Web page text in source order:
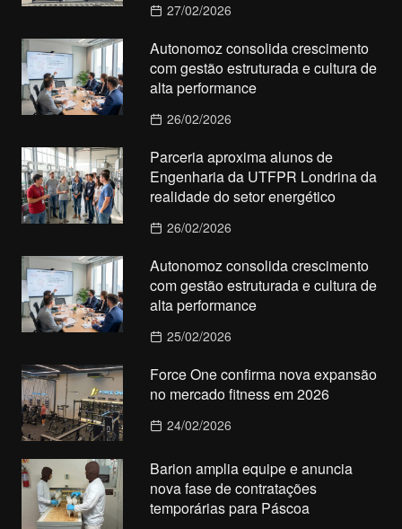
27/02/2026
Autonomoz consolida crescimento
com gestão estruturada e cultura de
alta performance
26/02/2026
Parceria aproxima alunos de
Engenharia da UTFPR Londrina da
realidade do setor energético
26/02/2026
Autonomoz consolida crescimento
com gestão estruturada e cultura de
alta performance
25/02/2026
Force One confirma nova expansão
no mercado fitness em 2026
24/02/2026
Barion amplia equipe e anuncia
nova fase de contratações
temporárias para Páscoa